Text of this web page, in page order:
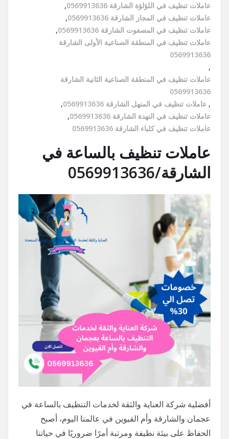
عاملات تنظيف في اللؤلؤة الشارقة 0569913636
,
عاملات تنظيف في المجاز الشارقة 0569913636
,
عاملات تنظيف في المصفوت الشارقة 0569913636
,
عاملات تنظيف في المنطقة الصناعية الأولى الشارقة
0569913636
,
عاملات تنظيف في المنطقة الصناعية الثانية الشارقة
0569913636
, عاملات تنظيف في المنهل الشارقة 0569913636
,
عاملات تنظيف في النهدة الشارقة 0569913636
,
عاملات تنظيف في كلباء الشارقة 0569913636
عاملات تنظيف بالساعة في
الشارقة/0569913636
أفضلية شركة العناية والثقة لخدمات التنظيف بالساعة في
عجمان والشارقة وأم القيوين في عالمنا اليوم، أصبح
الحفاظ على بيئة نظيفة ومرتبة أمرًا ضروريًا في حياتنا